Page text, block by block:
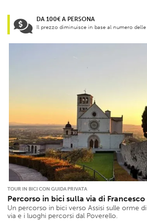
DA 100€ A PERSONA
Il prezzo diminuisce in base al numero delle
TOUR IN BICI CON GUIDA PRIVATA
Percorso in bici sulla via di Francesco
Un percorso in bici verso Assisi sulle orme
via e i luoghi percorsi dal Poverello.